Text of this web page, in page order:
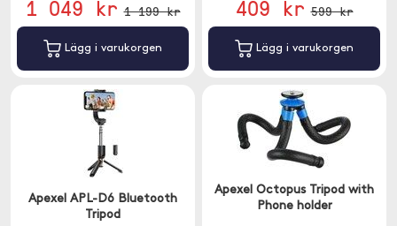
1 049 kr 1 199 kr
Lägg i varukorgen
409 kr 599 kr
Lägg i varukorgen
Apexel APL-D6 Bluetooth
Tripod
Apexel Octopus Tripod with
Phone holder